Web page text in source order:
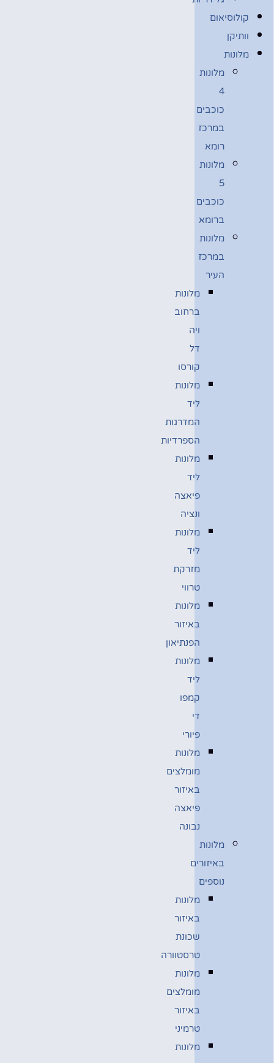
קולוסיאום
וותיקן
מלונות
מלונות
4
כוכבים
במרכז
רומא
מלונות
5
כוכבים
ברומא
מלונות
במרכז
העיר
מלונות
ברחוב
ויה
דל
קורסו
מלונות
ליד
המדרגות
הספרדיות
מלונות
ליד
פיאצה
ונציה
מלונות
ליד
מזרקת
טרווי
מלונות
באיזור
הפנתיאון
מלונות
ליד
קמפו
די
פיורי
מלונות
מומלצים
באיזור
פיאצה
נבונה
מלונות
באיזורים
נוספים
מלונות
באיזור
שכונת
טרסטוורה
מלונות
מומלצים
באיזור
טרמיני
מלונות